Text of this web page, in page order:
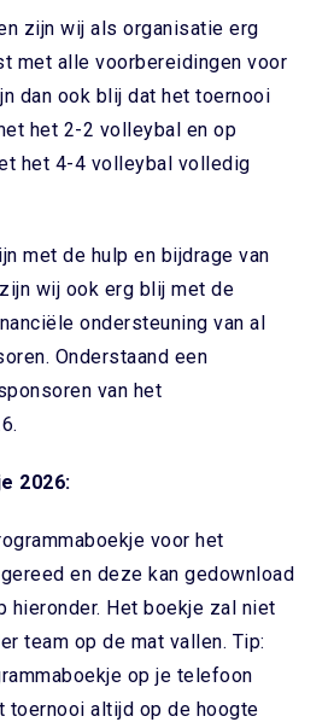
zijn wij als organisatie erg
met alle voorbereidingen voor
dan ook blij dat het toernooi
het 2-2 volleybal en op
het 4-4 volleybal volledig
met de hulp en bijdrage van
wij ook erg blij met de
ondersteuning van al
Onderstaand een
van het
2026:
voor het
en deze kan gedownload
hieronder. Het boekje zal niet
team op de mat vallen. Tip:
op je telefoon
toernooi altijd op de hoogte